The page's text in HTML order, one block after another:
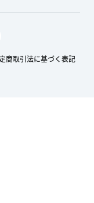
商取引法に基づく表記